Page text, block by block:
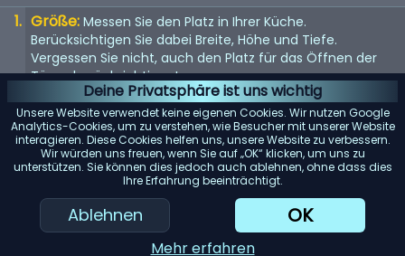
Deine Privatsphäre ist uns wichtig
Unsere Website verwendet keine eigenen Cookies. Wir nutzen Google
Analytics-Cookies, um zu verstehen, wie Besucher mit unserer Website
interagieren. Diese Cookies helfen uns, unsere Website zu verbessern.
Wir würden uns freuen, wenn Sie auf „OK“ klicken, um uns zu
unterstützen. Sie können dies jedoch auch ablehnen, ohne dass dies
Ihre Erfahrung beeinträchtigt.
Ablehnen OK
Mehr erfahren
Größe: Messen Sie den Platz in Ihrer Küche.
Berücksichtigen Sie dabei Breite, Höhe und Tiefe.
Vergessen Sie nicht, auch den Platz für das Öffnen der
Tür zu berücksichtigen!
Energieeffizienz: Achten Sie auf die Energy Star-
Bewertungen. Je mehr Sterne, desto geringer der
Stromverbrauch und desto größer die Einsparungen auf
lange Sicht.
Lagerkapazität: Berücksichtigen Sie die Größe Ihrer
Familie und Ihre Essgewohnheiten. Größere Familien oder
diejenigen, die gerne zu Hause kochen, benötigen
möglicherweise mehr Platz im Kühlschrank.